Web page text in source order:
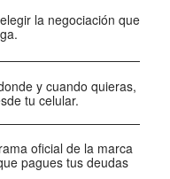
la negociación que
y cuando quieras,
tu celular.
oficial de la marca
pagues tus deudas